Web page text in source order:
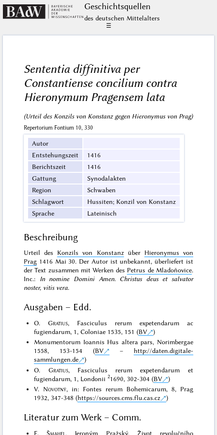
Geschichts­quellen
des deutschen Mittelalters
☰
Sententia diffinitiva per
Constantiense concilium contra
Hieronymum Pragensem lata
(Urteil des Konzils von Konstanz gegen Hieronymus von Prag)
Repertorium Fontium 10, 330
Autor
Entstehungszeit
1416
Berichtszeit
1416
Gattung
Synodalakten
Region
Schwaben
Schlagwort
Hussiten; Konzil von Konstanz
Sprache
Lateinisch
Beschreibung
Urteil des Konzils von Konstanzüber Hieronymus von
Prag 1416 Mai 30. Der Autor ist unbekannt, überliefert ist
der Text zusammen mit Werken des Petrus de Mladoňovice.
Inc.: In nomine Domini Amen. Christus deus et salvator
noster, vitis vera.
Ausgaben – Edd.
O.Gratius, Fasciculus rerum expetendarum ac
fugiendarum, 1, Coloniae 1535, 151 (BV
)
Monumentorum Ioannis Hus altera pars, Norimbergae
1558, 153-154 (BV – http://daten.digitale-
sammlungen.de
)
O. Gratius, Fasciculus rerum expetendarum et
fugiendarum, 1, Londonii21690, 302-304 (BV
)
V. Novotný, in: Fontes rerum Bohemicarum, 8, Prag
1932, 347-348 (https://sources.cms.flu.cas.cz )
Literatur zum Werk – Comm.
F. Šmahel , Jeroným Pražský. Život revolučního